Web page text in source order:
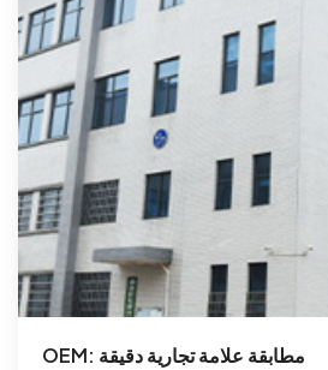
OEM: مطابقة علامة تجارية دقيقة